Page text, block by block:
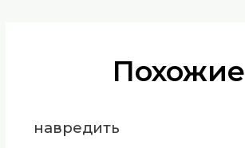
Похожие
навредить